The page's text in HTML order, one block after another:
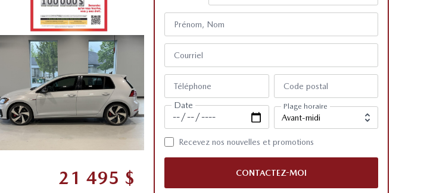
21 495 $
Prénom, Nom
Courriel
Téléphone
Code postal
Date
Plage horaire
Recevez nos nouvelles et promotions
CONTACTEZ-MOI